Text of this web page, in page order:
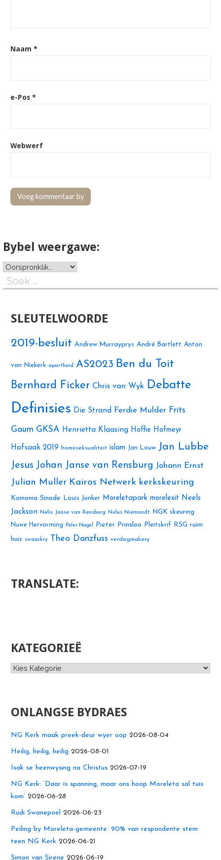
Naam *
e-Pos *
Webwerf
Bybel weergawe:
Soek
na:
SLEUTELWOORDE
2019-besluit Andrew Murrayprys André Bartlett Anton
van Niekerk apartheid AS2023 Ben du Toit
Bernhard Ficker Chris van Wyk Debatte
Definisies Die Strand Ferdie Mulder Frits
Gaum GKSA Henrietta Klaasing Hoffie Hofmeyr
Hofsaak 2019 homoseksualiteit islam Jan Louw Jan Lubbe
Jesus Johan Janse van Rensburg Johann Ernst
Julian Muller Kairos Netwerk kerkskeuring
Koinonia Sinode Louis Jonker Moreletapark morelexit Neels
Jackson Nelis Janse van Rensburg Nelus Niemandt
NGK skeuring
Nuwe Hervorming
Peter Nagel Pieter Prinsloo Pleitskrif RSG ruim
huis swaarkry Theo Danzfuss verdagmakery
TRANSLATE:
KATEGORIEË
Kategorieë
ONLANGSE BYDRAES
NG Kerk maak preek-deur wyer oop 2026-08-04
Heilig, heilig, heilig 2026-08-01
Isak se heenwysing na Christus 2026-07-19
NG Kerk: ‘Daar ís spanning, maar ons hoop Moreleta sal tuis
kom’ 2026-06-28
Rudi Swanepoel 2026-06-23
Peiling by Moreleta-gemeente: 90% van respondente stem
teen NG Kerk 2026-06-21
Simon van Sirene 2026-06-19